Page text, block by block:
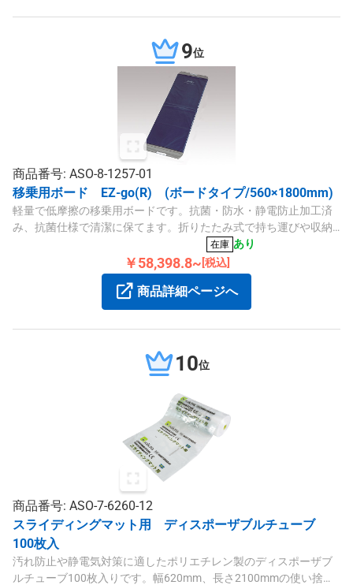
9位
商品番号: ASO-8-1257-01
移乗用ボード EZ-go(R) (ボードタイプ/560×1800mm)
軽量で低摩擦の移乗用ボードです。抗菌・防水・静電防止加工済
み、抗菌仕様で清潔に保てます。折りたたみ式で持ち運びや収納
在庫 あり
￥58,398.8~ [税込]
商品詳細ページへ
10位
商品番号: ASO-7-6260-12
スライディングマット用 ディスポーザブルチューブ
100枚入
汚れ防止や静電気対策に適したポリエチレン製のディスポーザブ
ルチューブ100枚入りです。幅620mm、長さ2100mmの使い捨て